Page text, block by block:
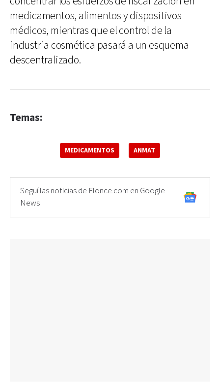
medicamentos, alimentos y dispositivos
médicos, mientras que el control de la
industria cosmética pasará a un esquema
descentralizado.
Temas:
MEDICAMENTOS ANMAT
Seguí las noticias de Elonce.com en Google
News